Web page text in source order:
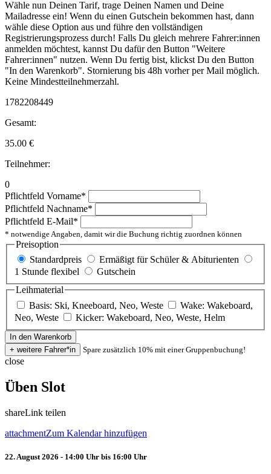
Wähle nun Deinen Tarif, trage Deinen Namen und Deine
Mailadresse ein! Wenn du einen Gutschein bekommen hast, dann
wähle diese Option aus und führe den vollständigen
Registrierungsprozess durch! Falls Du gleich mehrere Fahrer:innen
anmelden möchtest, kannst Du dafür den Button "Weitere
Fahrer:innen" nutzen. Wenn Du fertig bist, klickst Du den Button
"In den Warenkorb". Stornierung bis 48h vorher per Mail möglich.
Keine Mindestteilnehmerzahl.
1782208449
Gesamt:
35.00 €
Teilnehmer:
0
Pflichtfeld Vorname*
Pflichtfeld Nachname*
Pflichtfeld E-Mail*
* notwendige Angaben, damit wir die Buchung richtig zuordnen können
Preisoption
Standardpreis
Ermäßigt für Schüler & Abiturienten
1 Stunde flexibel
Gutschein
Leihmaterial
Basis: Ski, Kneeboard, Neo, Weste
Wake: Wakeboard,
Neo, Weste
Kicker: Wakeboard, Neo, Weste, Helm
Spare zusätzlich 10% mit einer Gruppenbuchung!
close
Üben Slot
shareLink teilen
attachmentZum Kalendar hinzufügen
22. August 2026 - 14:00 Uhr bis 16:00 Uhr